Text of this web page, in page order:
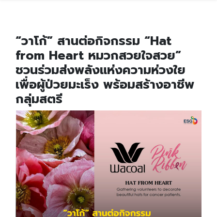
“วาโก้” สานต่อกิจกรรม “Hat
from Heart หมวกสวยใจสวย”
ชวนร่วมส่งพลังแห่งความห่วงใย
เพื่อผู้ป่วยมะเร็ง พร้อมสร้างอาชีพ
กลุ่มสตรี